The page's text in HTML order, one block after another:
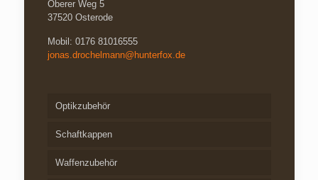
Oberer Weg 5
37520 Osterode
Mobil: 0176 81016555
jonas.drochelmann@hunterfox.de
Optikzubehör
Schaftkappen
Waffenzubehör